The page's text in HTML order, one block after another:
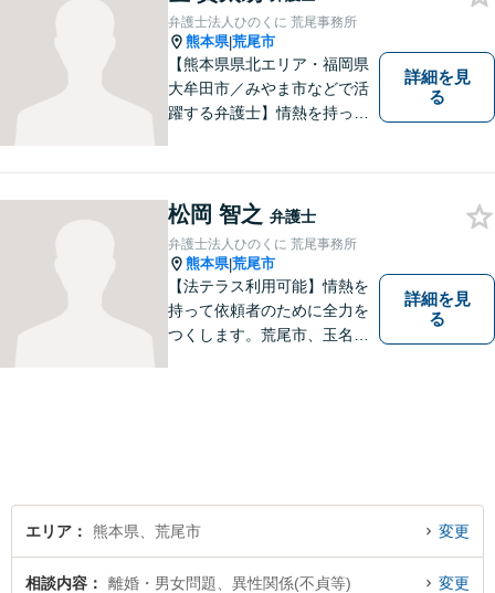
弁護士法人ひのくに 荒尾事務所
熊本県|荒尾市
【熊本県県北エリア・福岡県
大牟田市／みやま市などで活
躍する弁護士】情熱を持って
す。離婚 、相続、交通事故、
企業法務など幅広いお困りご
とに対応可能です！
詳細を見
る
松岡 智之 弁護士
弁護士法人ひのくに 荒尾事務所
熊本県|荒尾市
【法テラス利用可能】情熱を
持って依頼者のために全力を
つくします。荒尾市、玉名郡
詳細を見
る
エリア 熊本県、荒尾市 変更
相談内容 離婚・男女問題、異性関係(不貞等) 変更